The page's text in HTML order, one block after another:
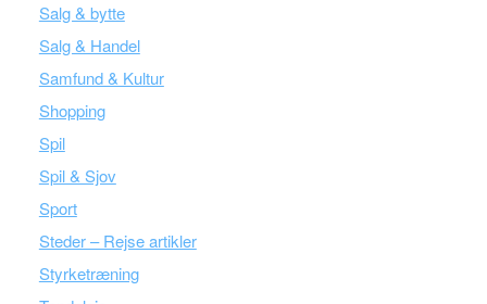
Salg & bytte
Salg & Handel
Samfund & Kultur
Shopping
Spil
Spil & Sjov
Sport
Steder – Rejse artikler
Styrketræning